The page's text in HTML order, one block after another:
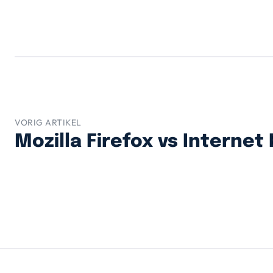
VORIG ARTIKEL
Mozilla Firefox vs Internet